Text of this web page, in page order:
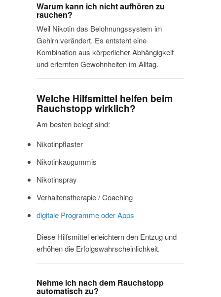
Warum kann ich nicht aufhören zu
rauchen?
Weil Nikotin das Belohnungssystem im
Gehirn verändert. Es entsteht eine
Kombination aus körperlicher Abhängigkeit
und erlernten Gewohnheiten im Alltag.
Welche Hilfsmittel helfen beim
Rauchstopp wirklich?
Am besten belegt sind:
Nikotinpflaster
Nikotinkaugummis
Nikotinspray
Verhaltenstherapie / Coaching
digitale Programme oder Apps
Diese Hilfsmittel erleichtern den Entzug und
erhöhen die Erfolgswahrscheinlichkeit.
Nehme ich nach dem Rauchstopp
automatisch zu?